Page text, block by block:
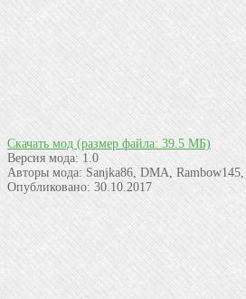
Скачать мод (размер файла: 39.5 МБ)
Версия мода: 1.0
Авторы мода: Sanjka86, DMA,
Опубликовано: 30.10.2017